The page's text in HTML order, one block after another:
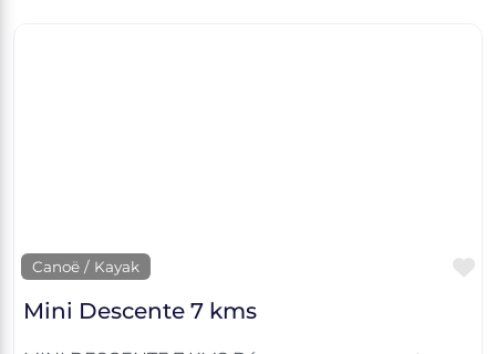
Canoë / Kayak
Mini Descente 7 kms